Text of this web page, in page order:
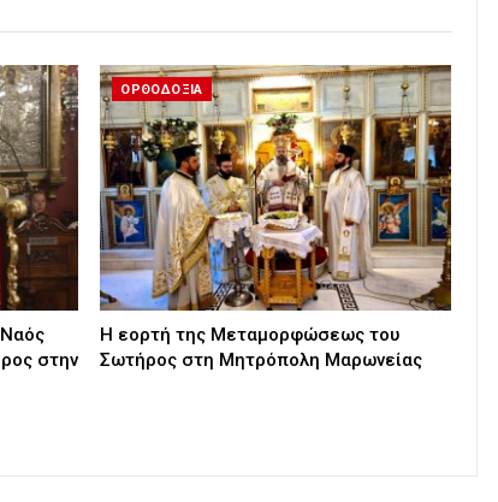
Ναός
στην
ΟΡΘΟΔΟΞΙΑ
Η εορτή της Μεταμορφώσεως του
Σωτήρος στη Μητρόπολη Μαρωνείας